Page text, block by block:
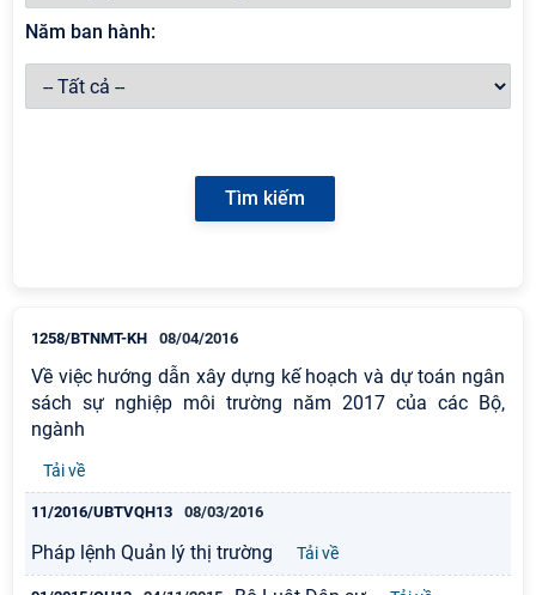
Năm ban hành:
1258/BTNMT-KH 08/04/2016
Về việc hướng dẫn xây dựng kế hoạch và dự toán ngân
sách sự nghiệp môi trường năm 2017 của các Bộ,
ngành
Tải về
11/2016/UBTVQH13 08/03/2016
Pháp lệnh Quản lý thị trường Tải về